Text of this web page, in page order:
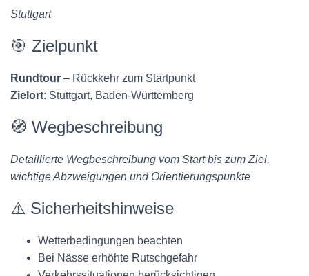
Stuttgart
🎯 Zielpunkt
Rundtour – Rückkehr zum Startpunkt
Zielort: Stuttgart, Baden-Württemberg
🧭 Wegbeschreibung
Detaillierte Wegbeschreibung vom Start bis zum Ziel,
wichtige Abzweigungen und Orientierungspunkte
⚠️ Sicherheitshinweise
Wetterbedingungen beachten
Bei Nässe erhöhte Rutschgefahr